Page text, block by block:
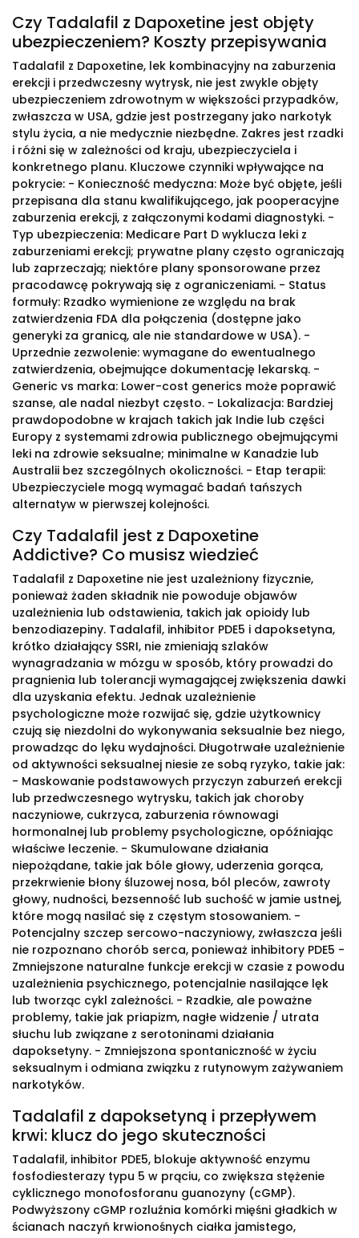
Czy Tadalafil z Dapoxetine jest objęty
ubezpieczeniem? Koszty przepisywania
Tadalafil z Dapoxetine, lek kombinacyjny na zaburzenia
erekcji i przedwczesny wytrysk, nie jest zwykle objęty
ubezpieczeniem zdrowotnym w większości przypadków,
zwłaszcza w USA, gdzie jest postrzegany jako narkotyk
stylu życia, a nie medycznie niezbędne. Zakres jest rzadki
i różni się w zależności od kraju, ubezpieczyciela i
konkretnego planu. Kluczowe czynniki wpływające na
pokrycie: - Konieczność medyczna: Może być objęte, jeśli
przepisana dla stanu kwalifikującego, jak pooperacyjne
zaburzenia erekcji, z załączonymi kodami diagnostyki. -
Typ ubezpieczenia: Medicare Part D wyklucza leki z
zaburzeniami erekcji; prywatne plany często ograniczają
lub zaprzeczają; niektóre plany sponsorowane przez
pracodawcę pokrywają się z ograniczeniami. - Status
formuły: Rzadko wymienione ze względu na brak
zatwierdzenia FDA dla połączenia (dostępne jako
generyki za granicą, ale nie standardowe w USA). -
Uprzednie zezwolenie: wymagane do ewentualnego
zatwierdzenia, obejmujące dokumentację lekarską. -
Generic vs marka: Lower-cost generics może poprawić
szanse, ale nadal niezbyt często. - Lokalizacja: Bardziej
prawdopodobne w krajach takich jak Indie lub części
Europy z systemami zdrowia publicznego obejmującymi
leki na zdrowie seksualne; minimalne w Kanadzie lub
Australii bez szczególnych okoliczności. - Etap terapii:
Ubezpieczyciele mogą wymagać badań tańszych
alternatyw w pierwszej kolejności.
Czy Tadalafil jest z Dapoxetine
Addictive? Co musisz wiedzieć
Tadalafil z Dapoxetine nie jest uzależniony fizycznie,
ponieważ żaden składnik nie powoduje objawów
uzależnienia lub odstawienia, takich jak opioidy lub
benzodiazepiny. Tadalafil, inhibitor PDE5 i dapoksetyna,
krótko działający SSRI, nie zmieniają szlaków
wynagradzania w mózgu w sposób, który prowadzi do
pragnienia lub tolerancji wymagającej zwiększenia dawki
dla uzyskania efektu. Jednak uzależnienie
psychologiczne może rozwijać się, gdzie użytkownicy
czują się niezdolni do wykonywania seksualnie bez niego,
prowadząc do lęku wydajności. Długotrwałe uzależnienie
od aktywności seksualnej niesie ze sobą ryzyko, takie jak:
- Maskowanie podstawowych przyczyn zaburzeń erekcji
lub przedwczesnego wytrysku, takich jak choroby
naczyniowe, cukrzyca, zaburzenia równowagi
hormonalnej lub problemy psychologiczne, opóźniając
właściwe leczenie. - Skumulowane działania
niepożądane, takie jak bóle głowy, uderzenia gorąca,
przekrwienie błony śluzowej nosa, ból pleców, zawroty
głowy, nudności, bezsenność lub suchość w jamie ustnej,
które mogą nasilać się z częstym stosowaniem. -
Potencjalny szczep sercowo-naczyniowy, zwłaszcza jeśli
nie rozpoznano chorób serca, ponieważ inhibitory PDE5 -
Zmniejszone naturalne funkcje erekcji w czasie z powodu
uzależnienia psychicznego, potencjalnie nasilające lęk
lub tworząc cykl zależności. - Rzadkie, ale poważne
problemy, takie jak priapizm, nagłe widzenie / utrata
słuchu lub związane z serotoninami działania
dapoksetyny. - Zmniejszona spontaniczność w życiu
seksualnym i odmiana związku z rutynowym zażywaniem
narkotyków.
Tadalafil z dapoksetyną i przepływem
krwi: klucz do jego skuteczności
Tadalafil, inhibitor PDE5, blokuje aktywność enzymu
fosfodiesterazy typu 5 w prąciu, co zwiększa stężenie
cyklicznego monofosforanu guanozyny (cGMP).
Podwyższony cGMP rozluźnia komórki mięśni gładkich w
ścianach naczyń krwionośnych ciałka jamistego,